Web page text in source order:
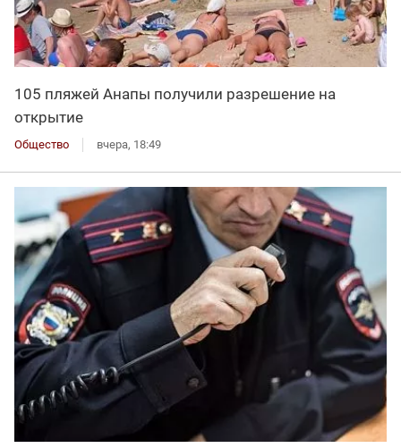
105 пляжей Анапы получили разрешение на
открытие
Общество вчера, 18:49